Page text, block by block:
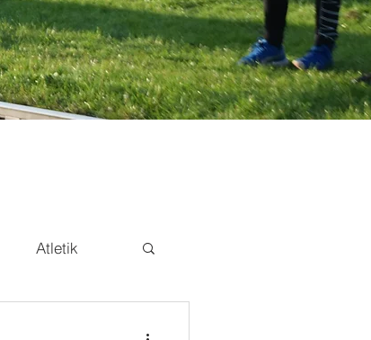
Atletik